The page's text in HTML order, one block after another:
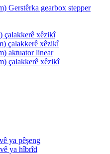
Gerstêrka gearbox stepper
çalakkerê xêzikî
çalakkerê xêzikî
aktuator linear
çalakkerê xêzikî
ya pêşeng
ya hîbrîd